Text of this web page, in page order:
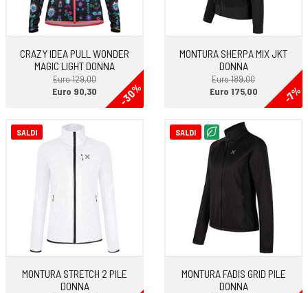
CRAZY IDEA PULL WONDER
MAGIC LIGHT DONNA
Euro 129,00
-30%
Euro 90,30
MONTURA SHERPA MIX JKT
DONNA
Euro 189,00
-7%
Euro 175,00
SALDI
MONTURA STRETCH 2 PILE
DONNA
SALDI
MONTURA FADIS GRID PILE
DONNA